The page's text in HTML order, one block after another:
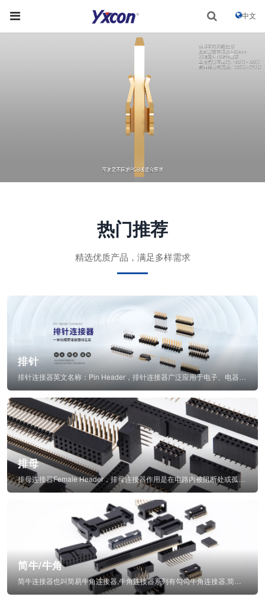
中文
热门推荐
精选优质产品，满足多样需求
排针
排母
排母连接器Female Header，排母连接器作用是在电路内被阻断处或孤立不通...
简牛/牛角